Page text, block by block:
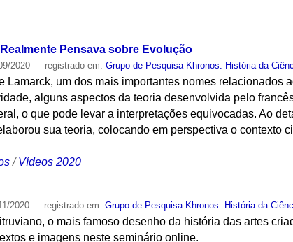
Pensava sobre Evolução
2020— registrado em:Grupo de Pesquisa Khronos: História da
Lamarck, um dos mais importantes nomes relacionados
alguns aspectos da teoria desenvolvida pelo
o que pode levar a interpretações equivocadas. Ao
sua teoria, colocando em perspectiva o contexto
/Vídeos 2020
2020— registrado em:Grupo de Pesquisa Khronos: História da
o mais famoso desenho da história das artes
e imagens neste seminário online.